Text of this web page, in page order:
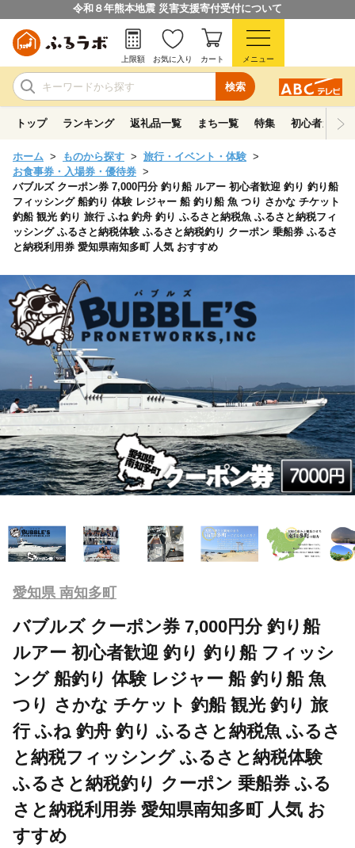
令和８年熊本地震 災害支援寄付受付について
検索
上限額 お気に入り カート メニュー
トップ ランキング 返礼品一覧 まち一覧 特集 初心者ガイド
ホーム ものから探す
旅行・イベント・体験
お食事券・入場券・優待券
バブルズ クーポン券 7,000円分 釣り船 ルアー 初心者歓迎 釣り 釣り船
フィッシング 船釣り 体験 レジャー 船 釣り船 魚 つり さかな チケット
釣船 観光 釣り 旅行 ふね 釣舟 釣り ふるさと納税魚 ふるさと納税フィ
ッシング ふるさと納税体験 ふるさと納税釣り クーポン 乗船券 ふるさ
と納税利用券 愛知県南知多町 人気 おすすめ
愛知県 南知多町
バブルズ クーポン券 7,000円分 釣り船
ルアー 初心者歓迎 釣り 釣り船 フィッシ
ング 船釣り 体験 レジャー 船 釣り船 魚
つり さかな チケット 釣船 観光 釣り 旅
行 ふね 釣舟 釣り ふるさと納税魚 ふるさ
と納税フィッシング ふるさと納税体験
ふるさと納税釣り クーポン 乗船券 ふる
さと納税利用券 愛知県南知多町 人気 お
すすめ